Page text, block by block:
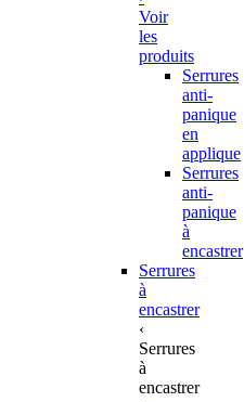
Voir
les
produits
Serrures
anti-
panique
en
applique
Serrures
anti-
panique
à
encastrer
Serrures
à
encastrer
‹
Serrures
à
encastrer